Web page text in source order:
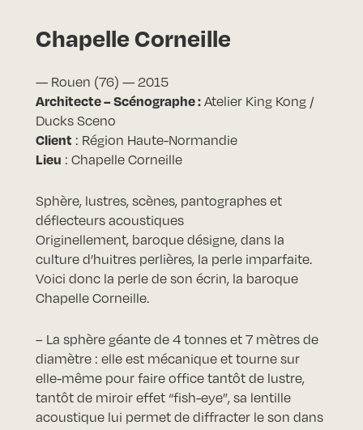
Chapelle Corneille
— Rouen (76) — 2015
Architecte – Scénographe :Atelier King Kong /
Ducks Sceno
Client : Région Haute-Normandie
Lieu : Chapelle Corneille
Sphère, lustres, scènes, pantographes et
déflecteurs acoustiques
Originellement, baroque désigne, dans la
culture d’huitres perlières, la perle imparfaite.
Voici donc la perle de son écrin, la baroque
Chapelle Corneille.
– La sphère géante de 4 tonnes et 7 mètres de
diamètre : elle est mécanique et tourne sur
elle-même pour faire office tantôt de lustre,
tantôt de miroir effet “fish-eye”, sa lentille
acoustique lui permet de diffracter le son dans